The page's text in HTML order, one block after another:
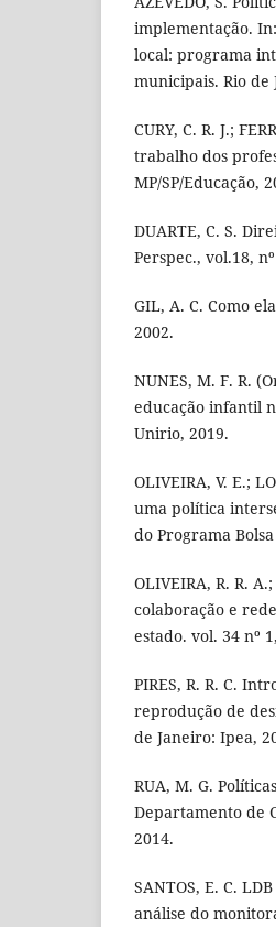
implementação.
local: programa
municipais. Rio de
CURY, C. R. J.;
trabalho dos
MP/SP/Educação,
DUARTE, C. S.
Perspec., vol.18,
GIL, A. C. Como
2002.
NUNES, M. F. R.
educação infantil
Unirio, 2019.
OLIVEIRA, V. E.;
uma política
do Programa
OLIVEIRA, R. R.
colaboração e
estado. vol. 34 nº
PIRES, R. R. C.
reprodução de
de Janeiro: Ipea,
RUA, M. G.
Departamento de
2014.
SANTOS, E. C.
análise do